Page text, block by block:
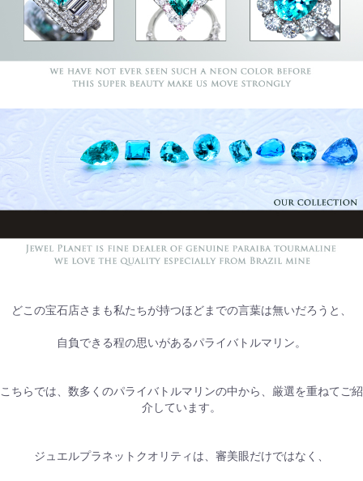
どこの宝石店さまも私たちが持つほどまでの言葉は無いだろうと、
自負できる程の思いがあるパライバトルマリン。
こちらでは、数多くのパライバトルマリンの中から、厳選を重ねてご紹
介しています。
ジュエルプラネットクオリティは、審美眼だけではなく、